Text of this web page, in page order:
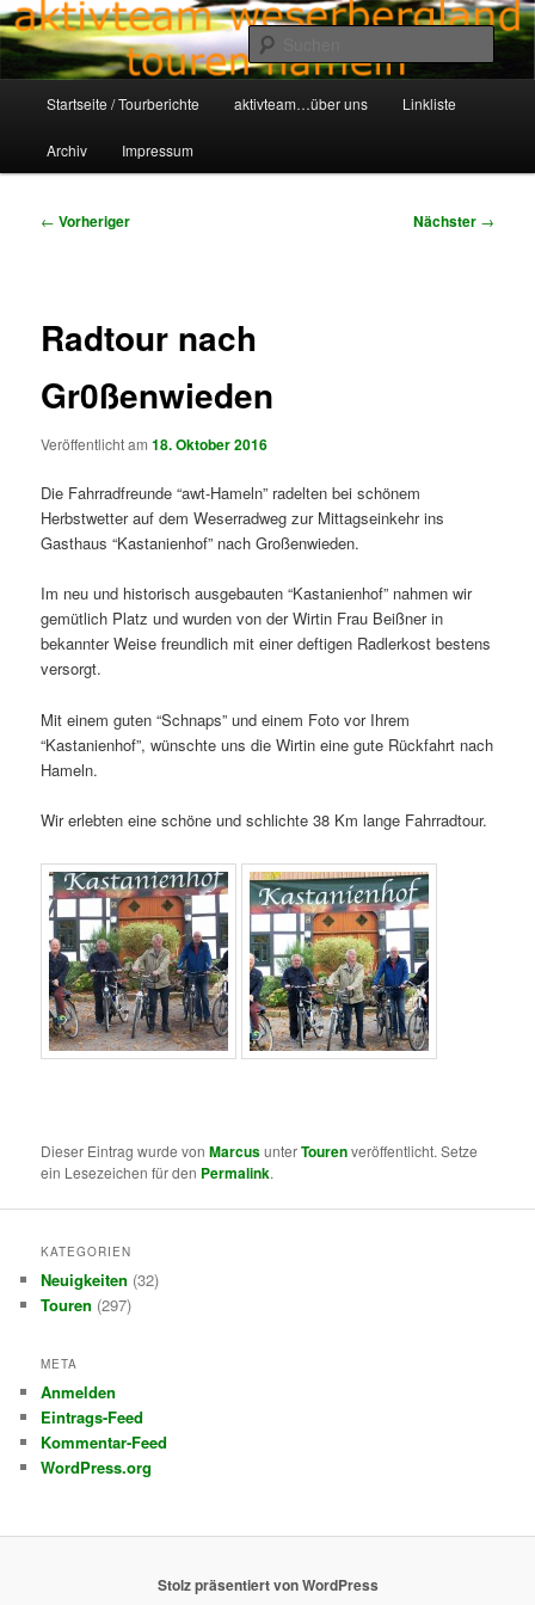
Zum
primären
Inhalt
springenawt-hameln.de
Aktivteam-Weserbergland-Touren-Hameln
Startseite / Tourberichte aktivteam…über uns Linkliste
Archiv Impressum
Beitragsnavigation
← Vorheriger Nächster →
Radtour nach
Gr0ßenwieden
Veröffentlicht am18. Oktober 2016
Die Fahrradfreunde “awt-Hameln” radelten bei schönem
Herbstwetter auf dem Weserradweg zur Mittagseinkehr ins
Gasthaus “Kastanienhof” nach Großenwieden.
Im neu und historisch ausgebauten “Kastanienhof” nahmen wir
gemütlich Platz und wurden von der Wirtin Frau Beißner in
bekannter Weise freundlich mit einer deftigen Radlerkost bestens
versorgt.
Mit einem guten “Schnaps” und einem Foto vor Ihrem
“Kastanienhof”, wünschte uns die Wirtin eine gute Rückfahrt nach
Hameln.
Wir erlebten eine schöne und schlichte 38 Km lange Fahrradtour.
Dieser Eintrag wurde vonMarcusunterTourenveröffentlicht. Setze
ein Lesezeichen für den Permalink.
KATEGORIEN
Neuigkeiten (32)
Touren (297)
META
Anmelden
Eintrags-Feed
Kommentar-Feed
WordPress.org
Stolz präsentiert von WordPress